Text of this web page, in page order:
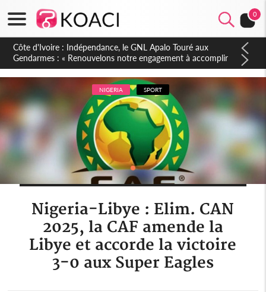
0
Sierra Leone : Un projet de réforme constitutionnelle en
gestation, points clés des amendements, un exclu d'avance
NIGERIA SPORT
Nigeria-Libye : Elim. CAN
2025, la CAF amende la
Libye et accorde la victoire
3-0 aux Super Eagles